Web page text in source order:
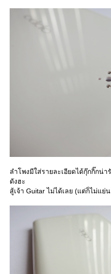
ลำโพงมีใส่รายละเอียดได้กุ๊กกิ๊กน่
ดังฮะ
สู้เจ้า Guitar ไม่ได้เลย (แต่ก็ไม่แย่